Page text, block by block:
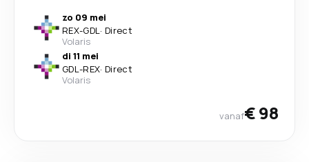
zo 09 mei
REX-GDL· Direct
Volaris
di 11 mei
GDL-REX· Direct
Volaris
vanaf€ 98